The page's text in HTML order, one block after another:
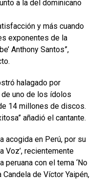
a la del dominicano
y más cuando
exponentes de la
Anthony Santos”,
halagado por
uno de los ídolos
14 millones de discos.
añadió el cantante.
acogida en Perú, por su
Voz’, recientemente
peruana con el tema ‘No
Candela de Víctor Yaipén,